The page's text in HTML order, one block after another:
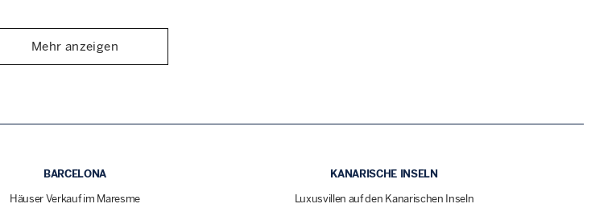
Mehr anzeigen
BARCELONA
Häuser Verkauf im Maresme
KANARISCHE INSELN
Luxusvillen auf den Kanarischen Inseln